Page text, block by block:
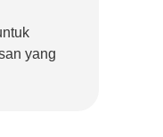
yang